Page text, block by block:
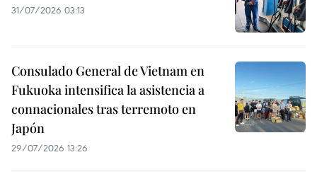
31/07/2026 03:13
Consulado General de Vietnam en
Fukuoka intensifica la asistencia a
connacionales tras terremoto en
Japón
29/07/2026 13:26